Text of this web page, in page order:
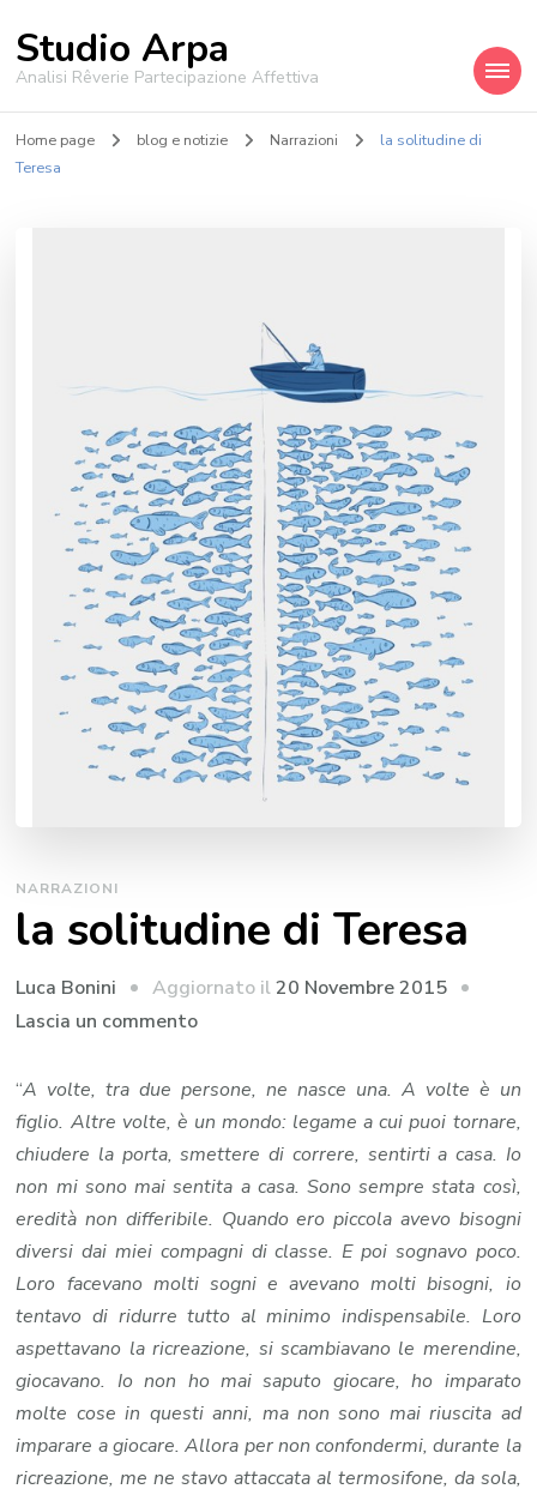
Studio Arpa
Analisi Rêverie Partecipazione Affettiva
Home page blog e notizie Narrazioni
la solitudine di
Teresa
NARRAZIONI
la solitudine di Teresa
Luca Bonini Aggiornato il20 Novembre 2015
Lascia un commentosu
solitudine
di
Teresa
“A volte, tra due persone, ne nasce una. A volte è un
figlio. Altre volte, è un mondo: legame a cui puoi tornare,
chiudere la porta, smettere di correre, sentirti a casa. Io
non mi sono mai sentita a casa. Sono sempre stata così,
eredità non differibile. Quando ero piccola avevo bisogni
diversi dai miei compagni di classe. E poi sognavo poco.
Loro facevano molti sogni e avevano molti bisogni, io
tentavo di ridurre tutto al minimo indispensabile. Loro
aspettavano la ricreazione, si scambiavano le merendine,
giocavano. Io non ho mai saputo giocare, ho imparato
molte cose in questi anni, ma non sono mai riuscita ad
imparare a giocare. Allora per non confondermi, durante la
ricreazione, me ne stavo attaccata al termosifone, da sola,